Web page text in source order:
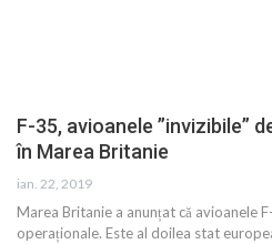
F-35, avioanele ”invizibile”
în Marea Britanie
ian. 22, 2019
Marea Britanie a anunțat că avioanele
operaționale. Este al doilea stat